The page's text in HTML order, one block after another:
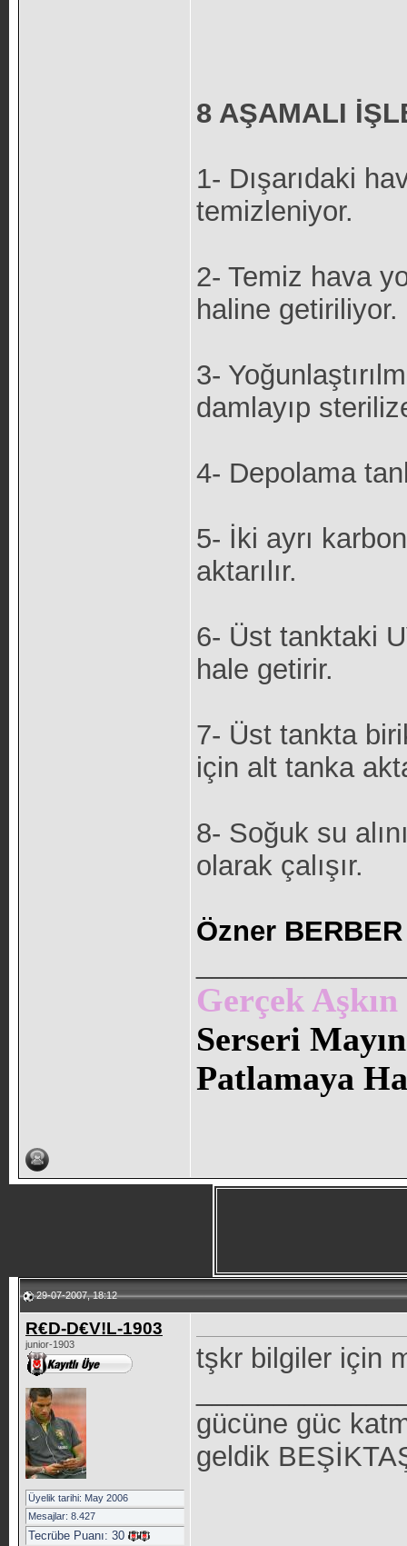
8 AŞAMALI
1- Dışarıdaki
temizleniyor.
2- Temiz hava
haline getiriliyor.
3-
damlayıp
4- Depolama
5- İki ayrı
aktarılır.
6- Üst tanktaki
hale getirir.
7- Üst tankta
için alt tanka
8- Soğuk su
olarak çalışır.
Özner
Gerçek
Serseri
Patlamaya
29-07-2007, 18:12
R€D-D€V!L-1903
junior-1903
Üyelik tarihi: May 2006
Mesajlar: 8.427
Tecrübe Puanı: 30
tşkr bilgiler için
gücüne güc
geldik